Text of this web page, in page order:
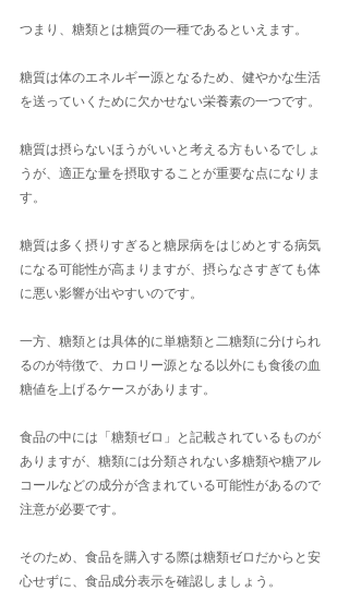
つまり、糖類とは糖質の一種であるといえます。
糖質は体のエネルギー源となるため、健やかな生活
を送っていくために欠かせない栄養素の一つです。
糖質は摂らないほうがいいと考える方もいるでしょ
うが、適正な量を摂取することが重要な点になりま
す。
糖質は多く摂りすぎると糖尿病をはじめとする病気
になる可能性が高まりますが、摂らなさすぎても体
に悪い影響が出やすいのです。
一方、糖類とは具体的に単糖類と二糖類に分けられ
るのが特徴で、カロリー源となる以外にも食後の血
糖値を上げるケースがあります。
食品の中には「糖類ゼロ」と記載されているものが
ありますが、糖類には分類されない多糖類や糖アル
コールなどの成分が含まれている可能性があるので
注意が必要です。
そのため、食品を購入する際は糖類ゼロだからと安
心せずに、食品成分表示を確認しましょう。